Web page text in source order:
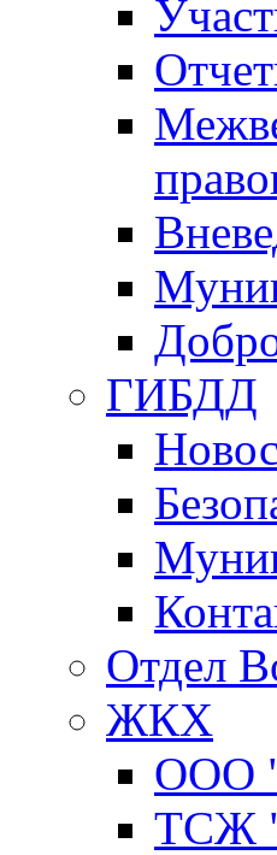
ГИБДД
Отдел
ЖКХ
ООО
ТСЖ